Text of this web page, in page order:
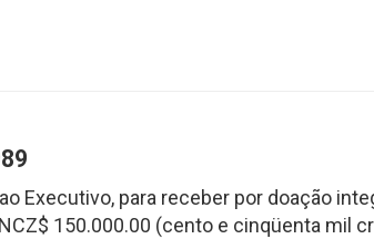
Executivo, para receber por doação
150.000.00 (cento e cinqüenta mil